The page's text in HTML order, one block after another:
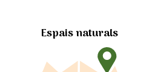
Espais naturals